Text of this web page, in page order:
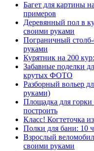
Багет для картины
примеров
Деревянный пол в
своими руками
Пограничный
руками
Курятник на 200
Забавные поделки
крутых ФОТО
Разборный вольер
руками)
Площадка для горки
построить
Класс! Когтеточка
Полки для бани: 10
Взрослый
своими руками